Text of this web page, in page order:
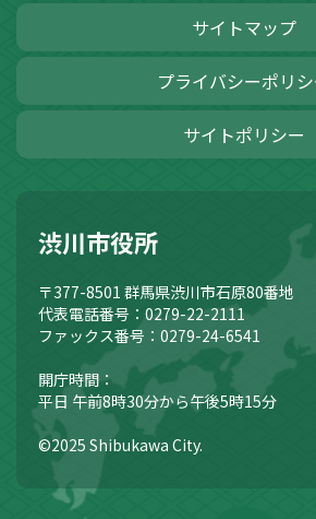
サイトマップ
プライバシーポリ
サイトポリシー
渋川市役所
〒377-8501 群馬県渋川市石原80番地
代表電話番号：0279-22-2111
ファックス番号：0279-24-6541
開庁時間：
平日 午前8時30分から午後5時15分
©2025 Shibukawa City.